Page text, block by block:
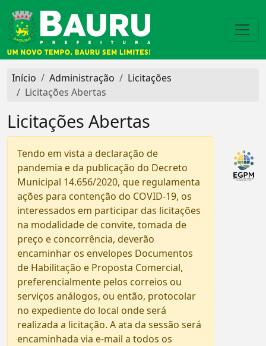
Início Administração
Licitações
Licitações Abertas
Licitações Abertas
Tendo em vista a declaração de
pandemia e da publicação do Decreto
Municipal 14.656/2020, que regulamenta
ações para contenção do COVID-19, os
interessados em participar das licitações
na modalidade de convite, tomada de
preço e concorrência, deverão
encaminhar os envelopes Documentos
de Habilitação e Proposta Comercial,
preferencialmente pelos correios ou
serviços análogos, ou então, protocolar
no expediente do local onde será
realizada a licitação. A ata da sessão será
encaminhada via e-mail a todos os